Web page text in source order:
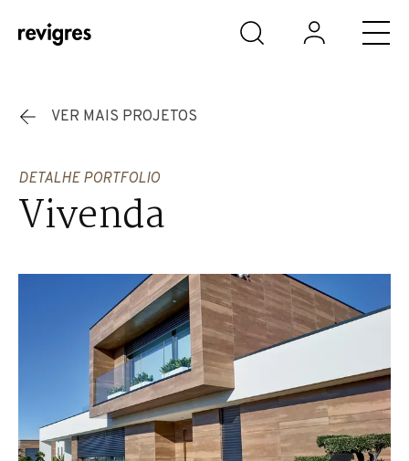
Saltar para o conteúdo principal
VER MAIS PROJETOS
DETALHE PORTFOLIO
Vivenda